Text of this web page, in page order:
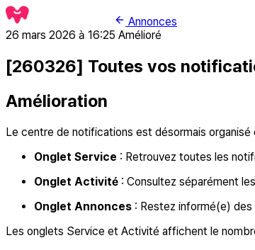
Annonces
26 mars 2026 à 16:25 Amélioré
[260326] Toutes vos
Amélioration
Le centre de notifications est désormais organisé
Onglet Service : Retrouvez toutes les
Onglet Activité : Consultez séparément
Onglet Annonces : Restez informé(e)
Les onglets Service et Activité affichent le